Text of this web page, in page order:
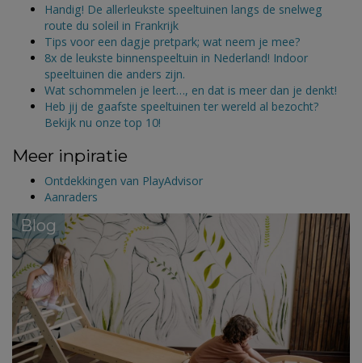
Handig! De allerleukste speeltuinen langs de snelweg
route du soleil in Frankrijk
Tips voor een dagje pretpark; wat neem je mee?
8x de leukste binnenspeeltuin in Nederland! Indoor
speeltuinen die anders zijn.
Wat schommelen je leert…, en dat is meer dan je denkt!
Heb jij de gaafste speeltuinen ter wereld al bezocht?
Bekijk nu onze top 10!
Meer inpiratie
Ontdekkingen van PlayAdvisor
Aanraders
Blog